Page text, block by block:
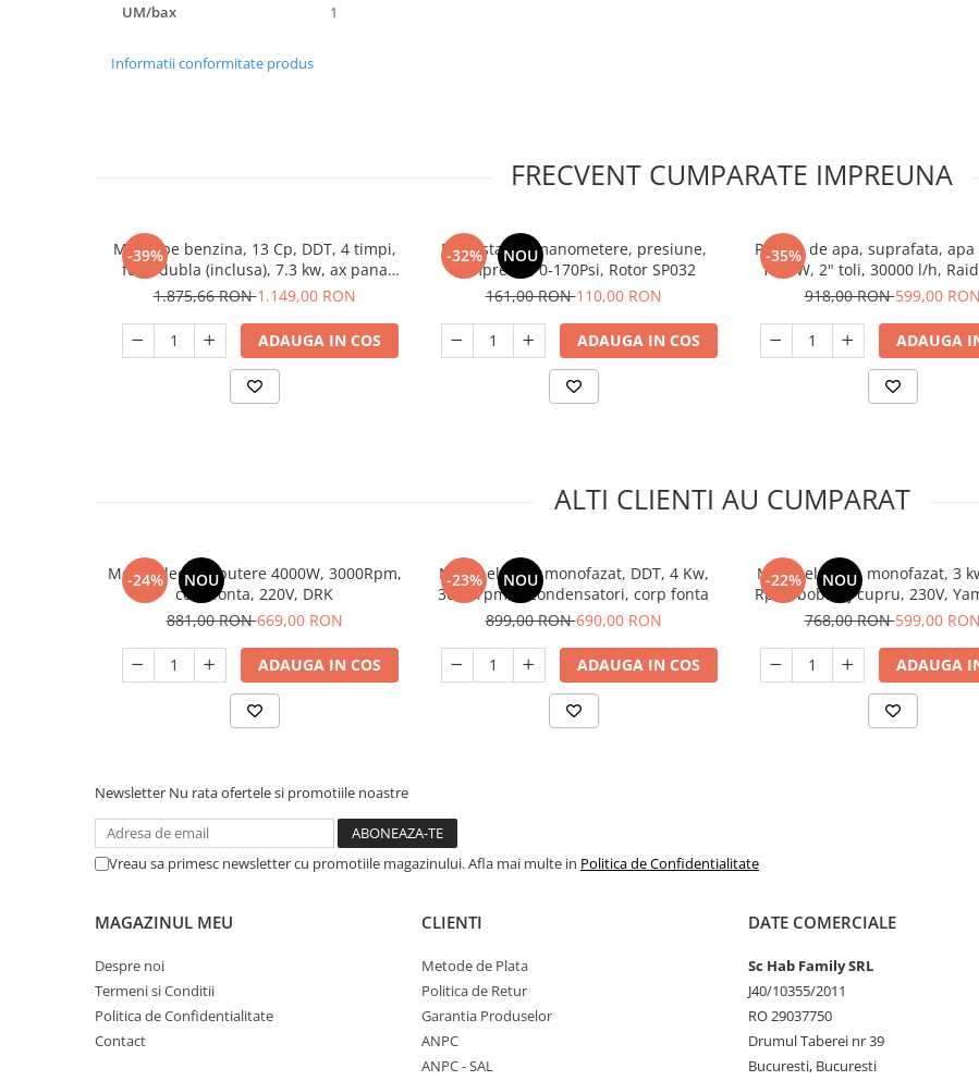
UM/bax
1
Informatii conformitate produs
FRECVENT CUMPARATE IMPREUNA
-39%
Motor pe benzina, 13 Cp, DDT, 4 timpi,
fulie dubla (inclusa), 7.3 kw, ax pana
25mm
1.875,66 RON1.149,00 RON
ADAUGA IN COS
-32% NOU
Presostat cu manometere, presiune,
compresor, 0-170Psi, Rotor SP032
161,00 RON110,00 RON
ADAUGA IN COS
-35%
Pompa de apa, suprafata,
1500W, 2" toli, 30000 l/h,
2DK20
918,00 RON599,00 RON
ADAUGA
ALTI CLIENTI AU CUMPARAT
-24% NOU
Motor electric, putere 4000W, 3000Rpm,
corp fonta, 220V, DRK
881,00 RON669,00 RON
ADAUGA IN COS
-23% NOU
Motor electric monofazat, DDT, 4 Kw,
3000 rpm, 2 condensatori, corp fonta
899,00 RON690,00 RON
ADAUGA IN COS
-22% NOU
Motor electric, monofazat, 3
Rpm, bobinaj cupru, 230V,
Y100L-2
768,00 RON599,00 RON
ADAUGA
Newsletter Nu rata ofertele si promotiile noastre
Vreau sa primesc newsletter cu promotiile magazinului. Afla mai multe in Politica de Confidentialitate
MAGAZINUL MEU
Despre noi
Termeni si Conditii
Politica de Confidentialitate
Contact
CLIENTI
Metode de Plata
Politica de Retur
Garantia Produselor
ANPC
ANPC - SAL
DATE COMERCIALE
Sc Hab Family SRL
J40/10355/2011
RO 29037750
Drumul Taberei nr 39
Bucuresti, Bucuresti